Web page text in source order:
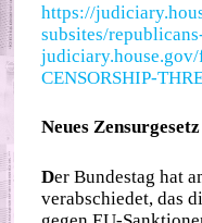
https://
subsites/
CENSORSHIP-
Neues Zensurgesetz
Der Bundestag hat
verabschiedet, das